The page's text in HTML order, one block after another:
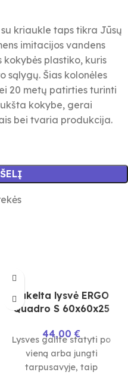
kriaukle taps tikra Jūsų
imitacijos vandens
plastiko, kuris
sąlygų. Šias kolonėles
20 metų patirties turinti
kokybe, gerai
bei tvaria produkcija.
Pakelta lysvė ERGO
Quadro S 60x60x25
44,00€
Lysves galite statyti po
vieną arba jungti
tarpusavyje, taip